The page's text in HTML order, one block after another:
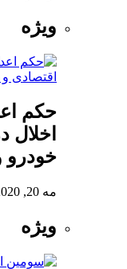
ویژه
حکم
اخلال
مه 20, 2020
ویژه